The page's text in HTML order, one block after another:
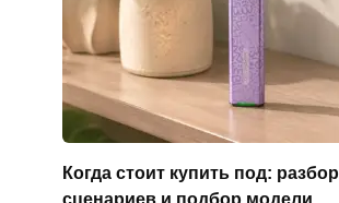
Когда стоит купить под: разбор
сценариев и подбор модели